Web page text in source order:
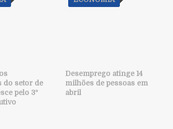
do setor de
pelo 3º
Desemprego atinge 14
milhões de pessoas em
abril